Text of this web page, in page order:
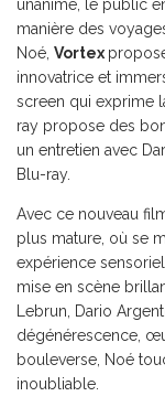
unanime, le public
manière des
Noé, Vortex
innovatrice et
screen qui exprime
ray propose des
un entretien avec
Blu-ray.
Avec ce nouveau
plus mature, où se
expérience
mise en scène
Lebrun, Dario
dégénérescence,
bouleverse, Noé
inoubliable.